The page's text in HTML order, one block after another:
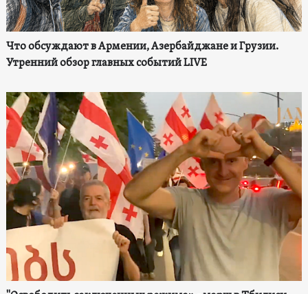
Что обсуждают в Армении, Азербайджане и Грузии.
Утренний обзор главных событий LIVE